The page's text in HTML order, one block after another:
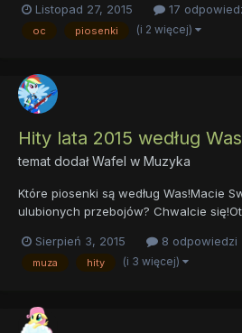
o czymś innym, zatem wymyśliłem
kilka piosenek o waszych oc'kach i ich
Listopad 27, 2015 17
oc piosenki (i 2 więcej)
Hity lata 2015 według Was
temat dodałWafel w Muzyka
Które piosenki są według Was!Macie
ulubionych przebojów? Chwalcie
Sierpień 3, 2015
8 odpowiedzi
muza hity (i 3 więcej)